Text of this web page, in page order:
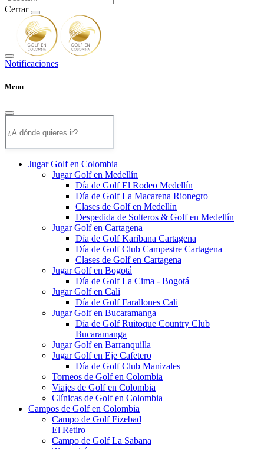
Cerrar
Notificaciones
Menu
Jugar Golf en Colombia
Jugar Golf en Medellín
Día de Golf El Rodeo Medellín
Día de Golf La Macarena Rionegro
Clases de Golf en Medellín
Despedida de Solteros & Golf en Medellín
Jugar Golf en Cartagena
Día de Golf Karibana Cartagena
Día de Golf Club Campestre Cartagena
Clases de Golf en Cartagena
Jugar Golf en Bogotá
Día de Golf La Cima - Bogotá
Jugar Golf en Cali
Día de Golf Farallones Cali
Jugar Golf en Bucaramanga
Día de Golf Ruitoque Country Club
Bucaramanga
Jugar Golf en Barranquilla
Jugar Golf en Eje Cafetero
Día de Golf Club Manizales
Torneos de Golf en Colombia
Viajes de Golf en Colombia
Clínicas de Golf en Colombia
Campos de Golf en Colombia
Campo de Golf Fizebad
El Retiro
Campo de Golf La Sabana